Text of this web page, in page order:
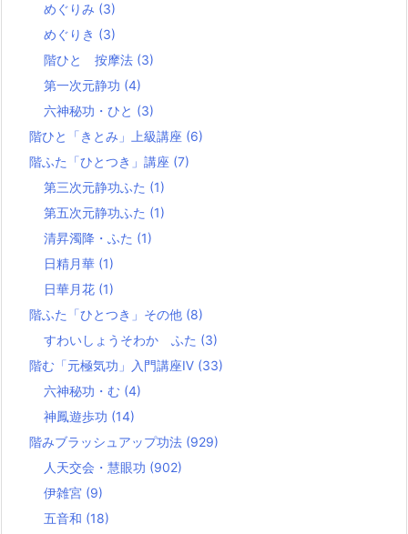
めぐりみ (3)
めぐりき (3)
階ひと 按摩法 (3)
第一次元静功 (4)
六神秘功・ひと (3)
階ひと「きとみ」上級講座 (6)
階ふた「ひとつき」講座 (7)
第三次元静功ふた (1)
第五次元静功ふた (1)
清昇濁降・ふた (1)
日精月華 (1)
日華月花 (1)
階ふた「ひとつき」その他 (8)
すわいしょうそわか ふた (3)
階む「元極気功」入門講座Ⅳ (33)
六神秘功・む (4)
神鳳遊歩功 (14)
階みブラッシュアップ功法 (929)
人天交会・慧眼功 (902)
伊雑宮 (9)
五音和 (18)